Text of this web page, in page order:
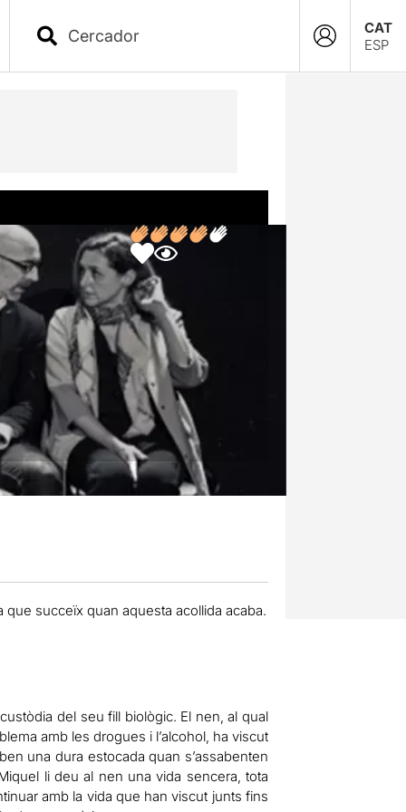
CAT
ESP
succeïx quan aquesta acollida acaba.
del seu fill biològic. El nen, al qual
amb les drogues i l’alcohol, ha viscut
una dura estocada quan s’assabenten
li deu al nen una vida sencera, tota
amb la vida que han viscut junts fins